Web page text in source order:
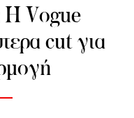
Vogue
cut για